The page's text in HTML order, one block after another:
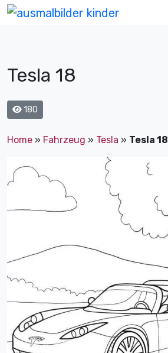
Tesla 18
180
Home » Fahrzeug » Tesla » Tesla 18